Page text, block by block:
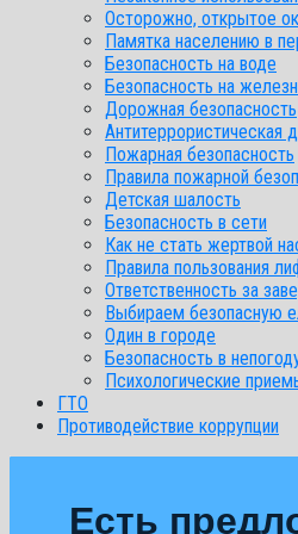
Осторожно, открытое
Памятка населению в
Безопасность на воде
Безопасность на
Дорожная безопасность
Антитеррористическая
Пожарная безопасность
Правила пожарной
Детская шалость
Безопасность в сети
Как не стать жертвой
Правила пользования
Ответственность за
Выбираем безопасную
Один в городе
Безопасность в
Психологические
ГТО
Противодействие коррупции
Есть